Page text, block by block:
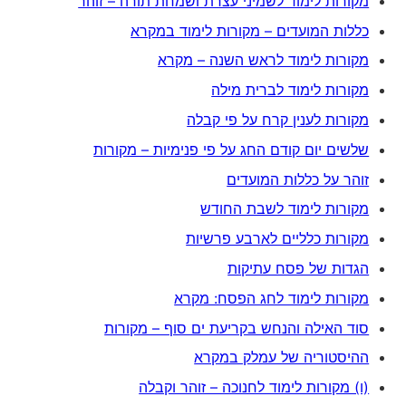
כללות המועדים – מקורות לימוד במקרא
מקורות לימוד לראש השנה – מקרא
מקורות לימוד לברית מילה
מקורות לענין קרח על פי קבלה
שלשים יום קודם החג על פי פנימיות – מקורות
זוהר על כללות המועדים
מקורות לימוד לשבת החודש
מקורות כלליים לארבע פרשיות
הגדות של פסח עתיקות
מקורות לימוד לחג הפסח: מקרא
סוד האילה והנחש בקריעת ים סוף – מקורות
ההיסטוריה של עמלק במקרא
(ו) מקורות לימוד לחנוכה – זוהר וקבלה